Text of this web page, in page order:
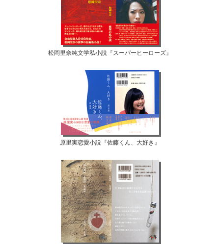
松岡里奈純文学私小説『スーパーヒーローズ』
原里実恋愛小説『佐藤くん、大好き』